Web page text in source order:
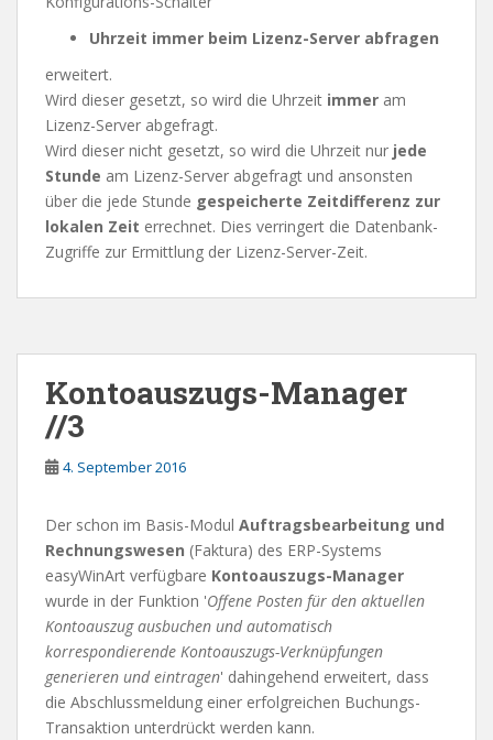
Uhrzeit immer beim Lizenz-Server abfragen
erweitert.
Wird dieser gesetzt, so wird die Uhrzeit immer am
Lizenz-Server abgefragt.
Wird dieser nicht gesetzt, so wird die Uhrzeit nur jede
Stunde am Lizenz-Server abgefragt und ansonsten
über die jede Stunde gespeicherte Zeitdifferenz zur
lokalen Zeit errechnet. Dies verringert die Datenbank-
Zugriffe zur Ermittlung der Lizenz-Server-Zeit.
Kontoauszugs-Manager
//3
4. September 2016
Der schon im Basis-Modul Auftragsbearbeitung und
Rechnungswesen (Faktura) des ERP-Systems
easyWinArt verfügbare Kontoauszugs-Manager
wurde in der Funktion 'Offene Posten für den aktuellen
Kontoauszug ausbuchen und automatisch
korrespondierende Kontoauszugs-Verknüpfungen
generieren und eintragen' dahingehend erweitert, dass
die Abschlussmeldung einer erfolgreichen Buchungs-
Transaktion unterdrückt werden kann.